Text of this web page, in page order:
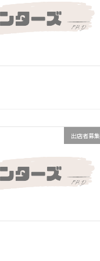
出店者募集